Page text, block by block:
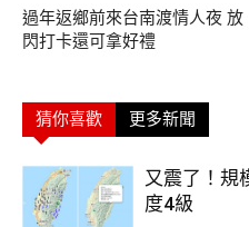
過年返鄉前來台南渡情人夜 放
閃打卡還可拿好禮
猜你喜歡 更多新聞
又震了！規
度4級